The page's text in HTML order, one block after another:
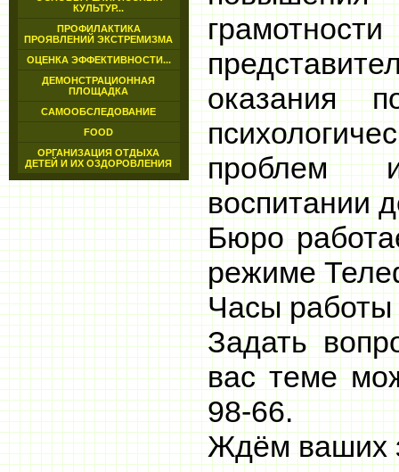
КУЛЬТУР...
ПРОФИЛАКТИКА
ПРОЯВЛЕНИЙ ЭКСТРЕМИЗМА
ОЦЕНКА ЭФФЕКТИВНОСТИ...
ДЕМОНСТРАЦИОННАЯ
ПЛОЩАДКА
САМООБСЛЕДОВАНИЕ
FOOD
ОРГАНИЗАЦИЯ ОТДЫХА
ДЕТЕЙ И ИХ ОЗДОРОВЛЕНИЯ
оказания
проблем
воспитании
Бюро
режиме
Часы работы
Задать
вас теме
98-66.
Ждём ваших